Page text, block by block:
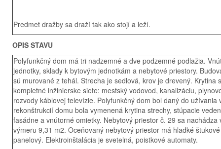
Predmet dražby sa draží tak ako stojí a leží.
OPIS STAVU
Polyfunkčný dom má tri nadzemné a dve podzemné podlažia.
jednotky, sklady k bytovým jednotkám a nebytové priestory.
sú murované z tehál. Strecha je sedlová, krov je drevený. Krytina
kompletné inžinierske siete: mestský vodovod, kanalizáciu,
rozvody káblovej televízie. Polyfunkčný dom bol daný do
rekonštrukcií domu bola vymenená krytina strechy, stúpacie
fasádne a vnútorné omietky. Nebytový priestor č. 29 sa
výmeru 9,31 m2. Oceňovaný nebytový priestor má hladké
panelový. Elektroinštalácia je svetelná, poistkové automaty.